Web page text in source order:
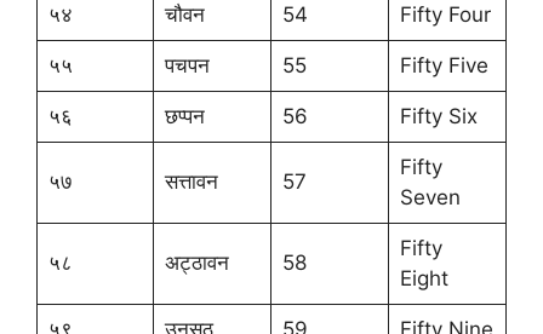
५४ चौवन 54 Fifty Four
५५ पचपन 55 Fifty Five
५६ छप्पन 56 Fifty Six
५७ सत्तावन 57
Fifty
Seven
५८ अट्ठावन 58
Fifty
Eight
५९ उनसठ 59 Fifty Nine